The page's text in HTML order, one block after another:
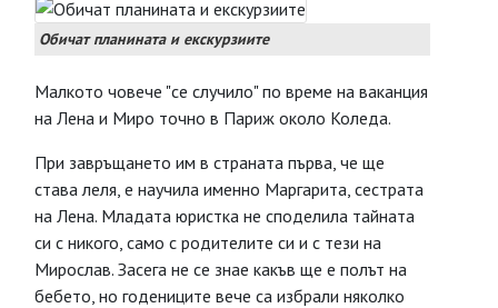
Обичат планината и екскурзиите
Малкото човече "се случило" по време на ваканция
на Лена и Миро точно в Париж около Коледа.
При завръщането им в страната първа, че ще
става леля, е научила именно Маргарита, сестрата
на Лена. Младата юристка не споделила тайната
си с никого, само с родителите си и с тези на
Мирослав. Засега не се знае какъв ще е полът на
бебето, но годениците вече са избрали няколко